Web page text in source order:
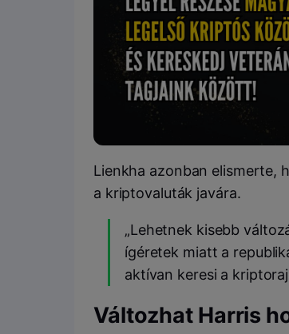
Lienkha azonban elismerte,
a kriptovaluták javára.
„Lehetnek kisebb
ígéretek miatt a
aktívan keresi a
Változhat Harris